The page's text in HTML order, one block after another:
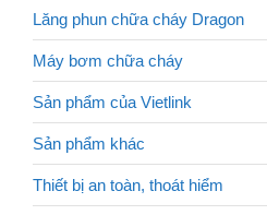
Lăng phun chữa cháy Dragon
Máy bơm chữa cháy
Sản phẩm của Vietlink
Sản phẩm khác
Thiết bị an toàn, thoát hiểm